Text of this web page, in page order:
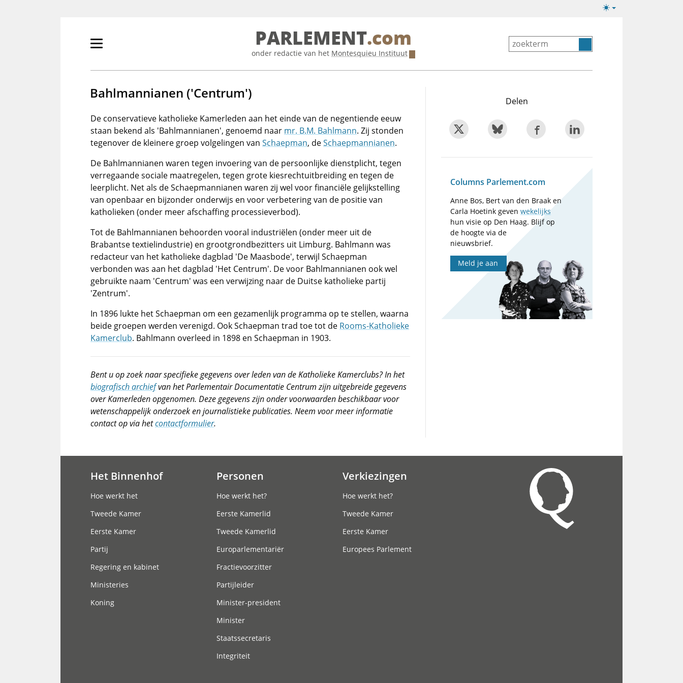
Lichte/donkere
Primair
tonen/verbergen
PARLEMENT.com
onder redactie van het Montesquieu Instituut
Bahlmannianen ('Centrum')
De conservatieve katholieke Kamerleden aan het einde van de negentiende eeuw
staan bekend als 'Bahlmannianen', genoemd naar mr. B.M. Bahlmann. Zij stonden
tegenover de kleinere groep volgelingen van Schaepman, deSchaepmannianen.
De Bahlmannianen waren tegen invoering van de persoonlijke dienstplicht, tegen
verregaande sociale maatregelen, tegen grote kiesrechtuitbreiding en tegen de
leerplicht. Net als de Schaepmannianen waren zij wel voor financiële gelijkstelling
van openbaar en bijzonder onderwijs en voor verbetering van de positie van
katholieken (onder meer afschaffing processieverbod).
Tot de Bahlmannianen behoorden vooral industriëlen (onder meer uit de
Brabantse textielindustrie) en grootgrondbezitters uit Limburg. Bahlmann was
redacteur van het katholieke dagblad 'De Maasbode', terwijl Schaepman
verbonden was aan het dagblad 'Het Centrum'. De voor Bahlmannianen ook wel
gebruikte naam 'Centrum' was een verwijzing naar de Duitse katholieke partij
'Zentrum'.
In 1896 lukte het Schaepman om een gezamenlijk programma op te stellen, waarna
beide groepen werden verenigd. Ook Schaepman trad toe tot de Rooms-Katholieke
Kamerclub. Bahlmann overleed in 1898 en Schaepman in 1903.
Bent u op zoek naar specifieke gegevens over leden van de Katholieke Kamerclubs? In het
biografisch archiefvan het Parlementair Documentatie Centrum zijn uitgebreide gegevens
over Kamerleden opgenomen. Deze gegevens zijn onder voorwaarden beschikbaar voor
wetenschappelijk onderzoek en journalistieke publicaties. Neem voor meer informatie
contact op via hetcontactformulier.
Delen
Columns Parlement.com
Anne Bos, Bert van den Braak en
Carla Hoetink gevenwekelijks
hun visie op Den Haag. Blijf op
de hoogte via de
nieuwsbrief.
Meld je aan
Het Binnenhof
Hoe werkt het
Tweede Kamer
Eerste Kamer
Partij
Regering en kabinet
Ministeries
Koning
Personen
Hoe werkt het?
Eerste Kamerlid
Tweede Kamerlid
Europarlementariër
Fractievoorzitter
Partijleider
Minister-president
Minister
Staatssecretaris
Integriteit
Verkiezingen
Hoe werkt het?
Tweede Kamer
Eerste Kamer
Europees Parlement